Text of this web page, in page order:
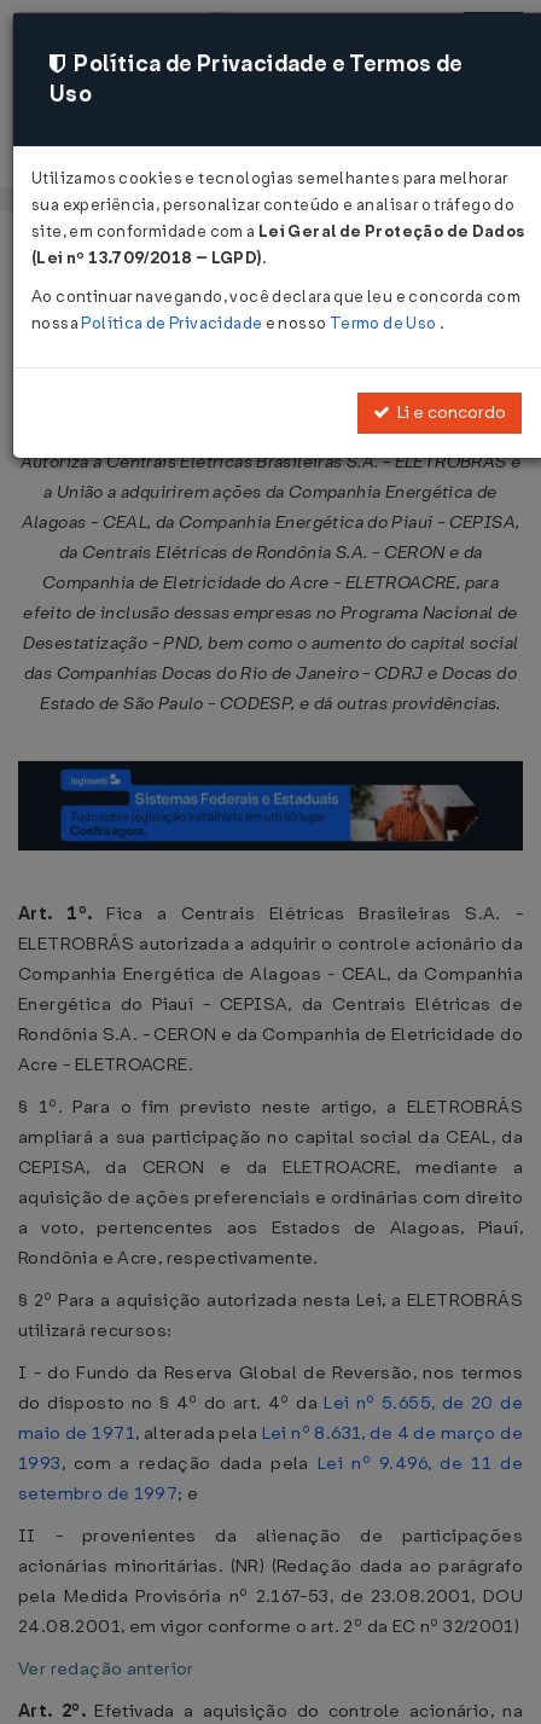
Acessar
Página Inicial Legislações
Lei nº 9.619 de 02/04/1998
Publicado no DOU em 3 abr 1998
Autoriza a Centrais Elétricas Brasileiras S.A. - ELETROBRÁS e
a União a adquirirem ações da Companhia Energética de
Alagoas - CEAL, da Companhia Energética do Piauí - CEPISA,
da Centrais Elétricas de Rondônia S.A. - CERON e da
Companhia de Eletricidade do Acre - ELETROACRE, para
efeito de inclusão dessas empresas no Programa Nacional de
Desestatização - PND, bem como o aumento do capital social
das Companhias Docas do Rio de Janeiro - CDRJ e Docas do
Estado de São Paulo - CODESP, e dá outras providências.
Art. 1º. Fica a Centrais Elétricas Brasileiras S.A. -
ELETROBRÁS autorizada a adquirir o controle acionário da
Companhia Energética de Alagoas - CEAL, da Companhia
Energética do Piauí - CEPISA, da Centrais Elétricas de
Rondônia S.A. - CERON e da Companhia de Eletricidade do
Acre - ELETROACRE.
§ 1º. Para o fim previsto neste artigo, a ELETROBRÁS
ampliará a sua participação no capital social da CEAL, da
CEPISA, da CERON e da ELETROACRE, mediante a
aquisição de ações preferenciais e ordinárias com direito
a voto, pertencentes aos Estados de Alagoas, Piauí,
Rondônia e Acre, respectivamente.
§ 2º Para a aquisição autorizada nesta Lei, a ELETROBRÁS
utilizará recursos:
I - do Fundo da Reserva Global de Reversão, nos termos
do disposto no § 4º do art. 4º da Lei nº 5.655, de 20 de
maio de 1971, alterada pela Lei nº 8.631, de 4 de março de
1993, com a redação dada pela Lei nº 9.496, de 11 de
setembro de 1997; e
II - provenientes da alienação de participações
acionárias minoritárias. (NR) (Redação dada ao parágrafo
pela Medida Provisória nº 2.167-53, de 23.08.2001, DOU
24.08.2001, em vigor conforme o art. 2º da EC nº 32/2001)
Ver redação anterior
Art. 2º. Efetivada a aquisição do controle acionário, na
Política de Privacidade e Termos de
Uso
Utilizamos cookies e tecnologias semelhantes para melhorar
sua experiência, personalizar conteúdo e analisar o tráfego do
site, em conformidade com a Lei Geral de Proteção de Dados
(Lei nº 13.709/2018 – LGPD).
Ao continuar navegando, você declara que leu e concorda com
nossaPolítica de Privacidade e nosso Termo de Uso .
Li e concordo